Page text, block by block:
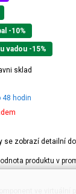
-10%
vadou -15%
sklad
48 hodin
se zobrazí detailní
produktu v